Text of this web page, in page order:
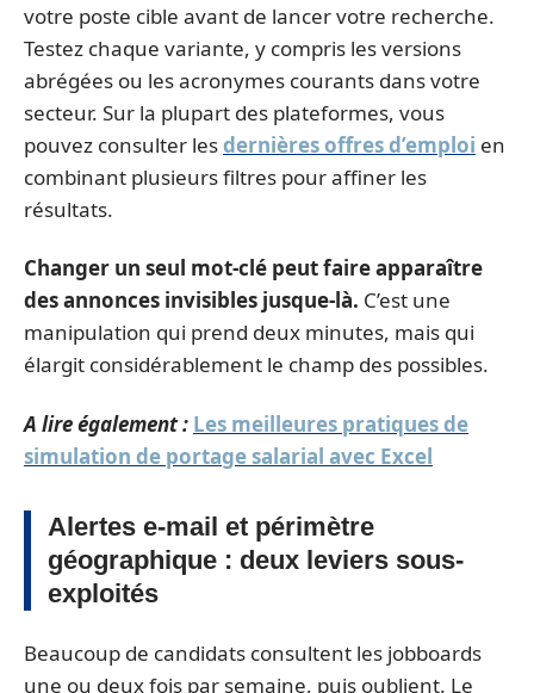
votre poste cible avant de lancer votre recherche.
Testez chaque variante, y compris les versions
abrégées ou les acronymes courants dans votre
secteur. Sur la plupart des plateformes, vous
pouvez consulter lesdernières offres d’emploi en
combinant plusieurs filtres pour affiner les
résultats.
Changer un seul mot-clé peut faire apparaître
des annonces invisibles jusque-là. C’est une
manipulation qui prend deux minutes, mais qui
élargit considérablement le champ des possibles.
A lire également : Les meilleures pratiques de
simulation de portage salarial avec Excel
Alertes e-mail et périmètre
géographique : deux leviers sous-
exploités
Beaucoup de candidats consultent les jobboards
une ou deux fois par semaine, puis oublient. Le